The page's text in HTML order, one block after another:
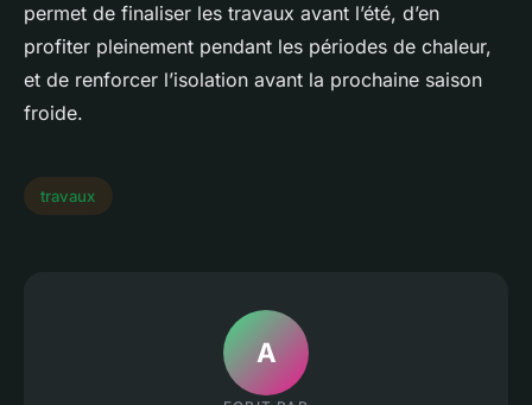
permet de finaliser les travaux avant l’été, d’en
profiter pleinement pendant les périodes de chaleur,
et de renforcer l’isolation avant la prochaine saison
froide.
travaux
A